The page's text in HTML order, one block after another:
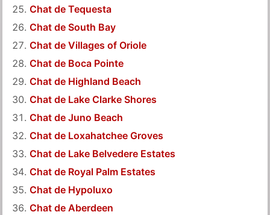
Chat de Tequesta
Chat de South Bay
Chat de Villages of Oriole
Chat de Boca Pointe
Chat de Highland Beach
Chat de Lake Clarke Shores
Chat de Juno Beach
Chat de Loxahatchee Groves
Chat de Lake Belvedere Estates
Chat de Royal Palm Estates
Chat de Hypoluxo
Chat de Aberdeen